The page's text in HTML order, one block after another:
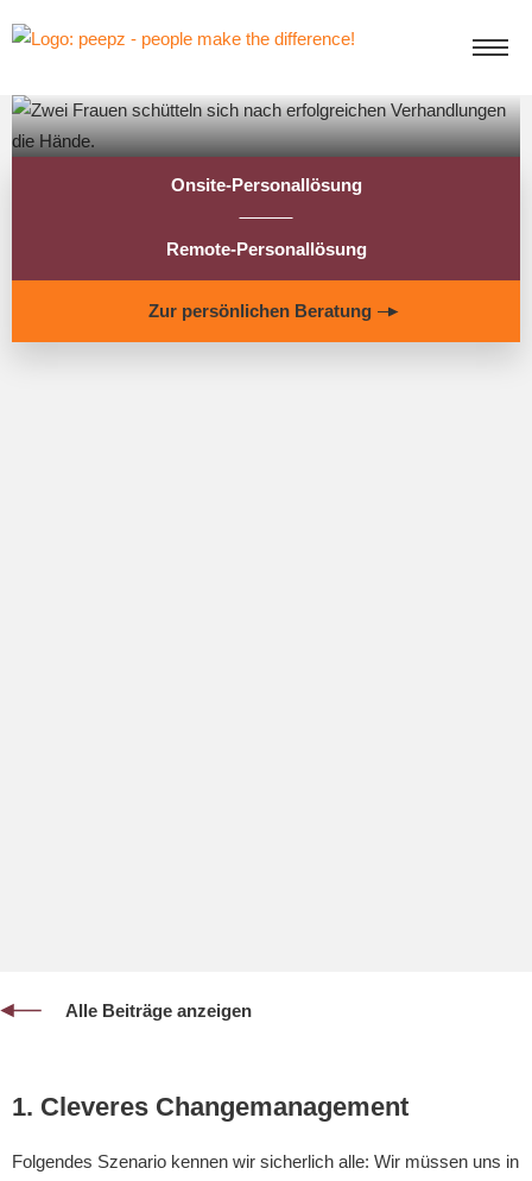
Onsite-Personallösung
Remote-Personallösung
Zur persönlichen Beratung
Alle Beiträge anzeigen
1. Cleveres Changemanagement
Folgendes Szenario kennen wir sicherlich alle: Wir müssen uns in